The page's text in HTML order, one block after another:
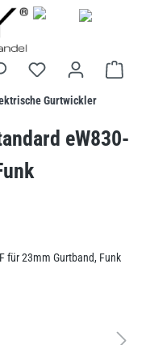
Gurtwickler
eW830-